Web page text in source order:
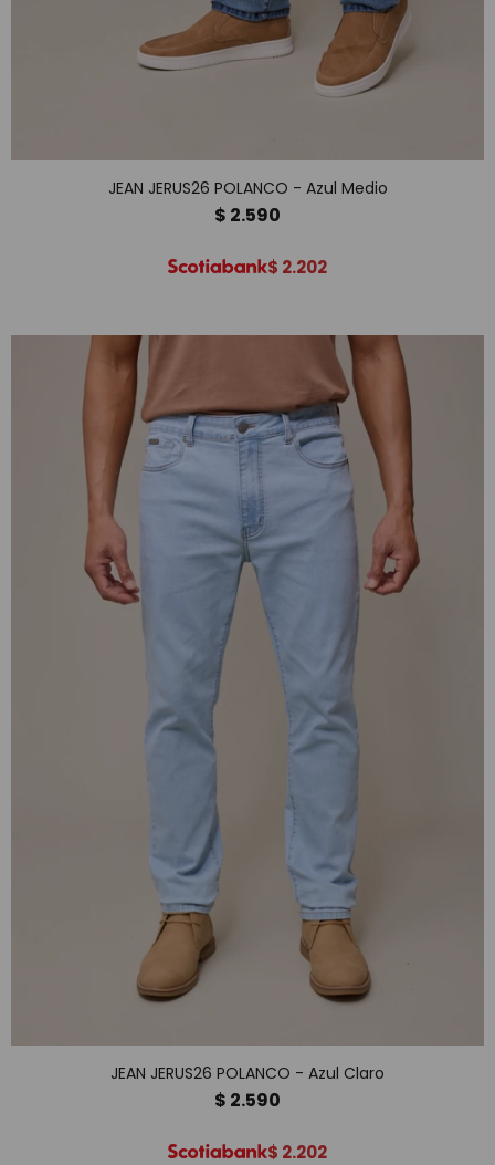
JEAN JERUS26 POLANCO - Azul Medio
$ 2.590
$ 2.202
JEAN JERUS26 POLANCO - Azul Claro
$ 2.590
$ 2.202